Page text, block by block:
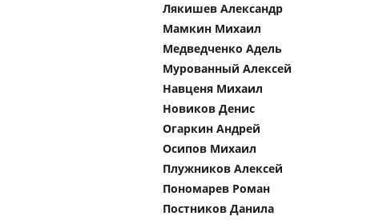
Лякишев Александр
Мамкин Михаил
Медведченко Адель
Мурованный Алексей
Навценя Михаил
Новиков Денис
Огаркин Андрей
Осипов Михаил
Плужников Алексей
Пономарев Роман
Постников Данила